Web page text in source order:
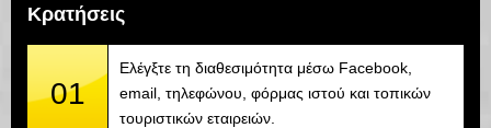
Κρατήσεις
01
Ελέγξτε τη διαθεσιμότητα μέσω Facebook,
email, τηλεφώνου, φόρμας ιστού και τοπικών
τουριστικών εταιρειών.